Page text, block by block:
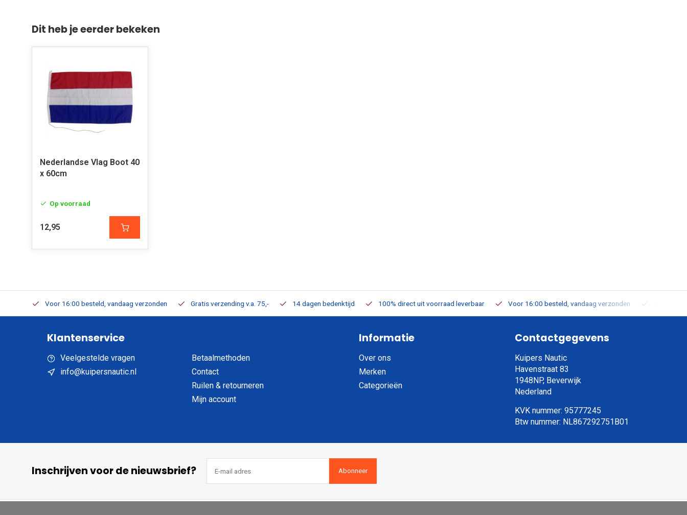
Dit heb je eerder bekeken
Nederlandse Vlag Boot 40
x 60cm
Op voorraad
12,95
Voor 16:00 besteld, vandaag verzonden Gratis verzending v.a. 75,- 14 dagen bedenktijd 100% direct uit voorraad leverbaar Voor 16:00 besteld, vandaag verzonden
Klantenservice
Veelgestelde vragen
info@kuipersnautic.nl
Betaalmethoden
Contact
Ruilen & retourneren
Mijn account
Informatie
Over ons
Merken
Categorieën
Contactgegevens
Kuipers Nautic
Havenstraat 83
1948NP, Beverwijk
Nederland
KVK nummer: 95777245
Btw nummer: NL867292751B01
Inschrijven voor de nieuwsbrief? Abonneer